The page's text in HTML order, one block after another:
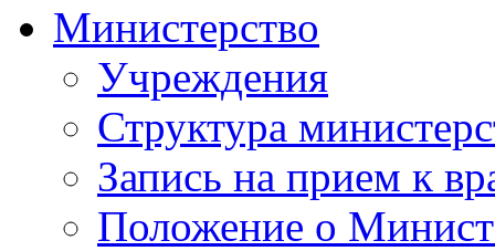
Министерство
Учреждения
Структура
Запись на прием к
Положение о